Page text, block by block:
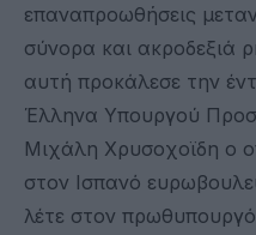
επαναπροωθήσεις
σύνορα και ακροδεξιά
αυτή προκάλεσε την
Έλληνα Υπουργού
Μιχάλη Χρυσοχοϊδη ο
στον Ισπανό
λέτε στον